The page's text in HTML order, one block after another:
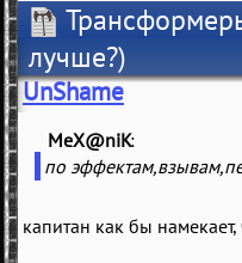
лучше?)
UnShame
MeX@niK
по
капитан как бы намекает,